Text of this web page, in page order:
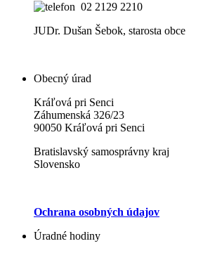
02 2129 2210
JUDr. Dušan Šebok, starosta obce
Obecný úrad
Kráľová pri Senci
Záhumenská 326/23
90050 Kráľová pri Senci
Bratislavský samosprávny kraj
Slovensko
Ochrana osobných údajov
Úradné hodiny